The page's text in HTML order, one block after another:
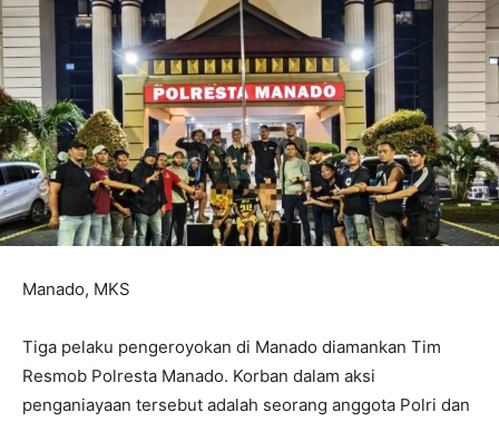
Manado, MKS
Tiga pelaku pengeroyokan di Manado diamankan Tim
Resmob Polresta Manado. Korban dalam aksi
penganiayaan tersebut adalah seorang anggota Polri dan